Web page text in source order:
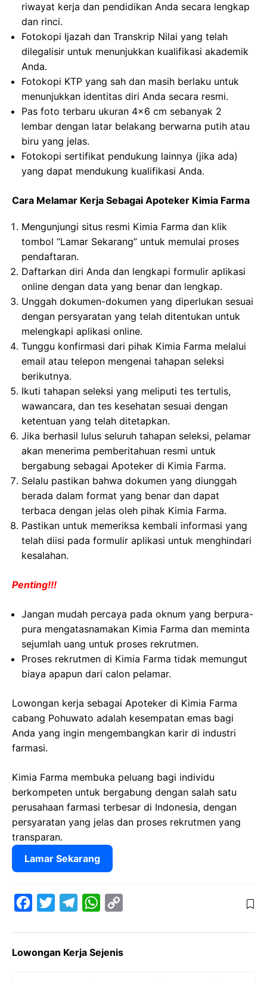
riwayat kerja dan pendidikan Anda secara lengkap
dan rinci.
Fotokopi Ijazah dan Transkrip Nilai yang telah
dilegalisir untuk menunjukkan kualifikasi akademik
Anda.
Fotokopi KTP yang sah dan masih berlaku untuk
menunjukkan identitas diri Anda secara resmi.
Pas foto terbaru ukuran 4×6 cm sebanyak 2
lembar dengan latar belakang berwarna putih atau
biru yang jelas.
Fotokopi sertifikat pendukung lainnya (jika ada)
yang dapat mendukung kualifikasi Anda.
Cara Melamar Kerja Sebagai Apoteker Kimia Farma
Mengunjungi situs resmi Kimia Farma dan klik
tombol “Lamar Sekarang” untuk memulai proses
pendaftaran.
Daftarkan diri Anda dan lengkapi formulir aplikasi
online dengan data yang benar dan lengkap.
Unggah dokumen-dokumen yang diperlukan sesuai
dengan persyaratan yang telah ditentukan untuk
melengkapi aplikasi online.
Tunggu konfirmasi dari pihak Kimia Farma melalui
email atau telepon mengenai tahapan seleksi
berikutnya.
Ikuti tahapan seleksi yang meliputi tes tertulis,
wawancara, dan tes kesehatan sesuai dengan
ketentuan yang telah ditetapkan.
Jika berhasil lulus seluruh tahapan seleksi, pelamar
akan menerima pemberitahuan resmi untuk
bergabung sebagai Apoteker di Kimia Farma.
Selalu pastikan bahwa dokumen yang diunggah
berada dalam format yang benar dan dapat
terbaca dengan jelas oleh pihak Kimia Farma.
Pastikan untuk memeriksa kembali informasi yang
telah diisi pada formulir aplikasi untuk menghindari
kesalahan.
Penting!!!
Jangan mudah percaya pada oknum yang berpura-
pura mengatasnamakan Kimia Farma dan meminta
sejumlah uang untuk proses rekrutmen.
Proses rekrutmen di Kimia Farma tidak memungut
biaya apapun dari calon pelamar.
Lowongan kerja sebagai Apoteker di Kimia Farma
cabang Pohuwato adalah kesempatan emas bagi
Anda yang ingin mengembangkan karir di industri
farmasi.
Kimia Farma membuka peluang bagi individu
berkompeten untuk bergabung dengan salah satu
perusahaan farmasi terbesar di Indonesia, dengan
persyaratan yang jelas dan proses rekrutmen yang
transparan.
Lamar Sekarang
e
t
e
W
t
y
Lowongan Kerja Sejenis